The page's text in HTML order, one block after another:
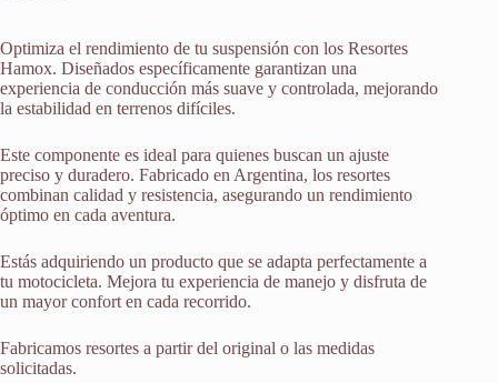
Optimiza el rendimiento de tu suspensión con los Resortes
Hamox. Diseñados específicamente garantizan una
experiencia de conducción más suave y controlada, mejorando
la estabilidad en terrenos difíciles.
Este componente es ideal para quienes buscan un ajuste
preciso y duradero. Fabricado en Argentina, los resortes
combinan calidad y resistencia, asegurando un rendimiento
óptimo en cada aventura.
Estás adquiriendo un producto que se adapta perfectamente a
tu motocicleta. Mejora tu experiencia de manejo y disfruta de
un mayor confort en cada recorrido.
Fabricamos resortes a partir del original o las medidas
solicitadas.